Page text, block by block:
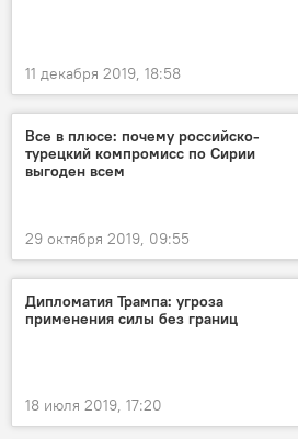
11 декабря 2019, 18:58
Все в плюсе: почему российско-
турецкий компромисс по Сирии
выгоден всем
29 октября 2019, 09:55
Дипломатия Трампа: угроза
применения силы без границ
18 июля 2019, 17:20